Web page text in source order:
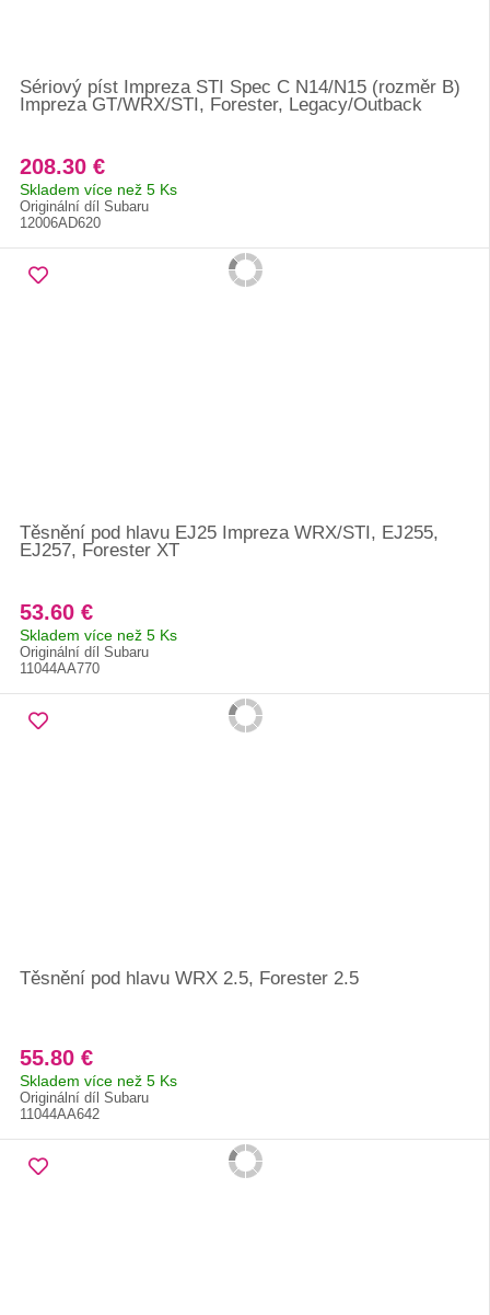
Sériový píst Impreza STI Spec C N14/N15 (rozměr B)
Impreza GT/WRX/STI, Forester, Legacy/Outback
208.30 €
Skladem více než 5 Ks
Originální díl Subaru
12006AD620
Těsnění pod hlavu EJ25 Impreza WRX/STI, EJ255,
EJ257, Forester XT
53.60 €
Skladem více než 5 Ks
Originální díl Subaru
11044AA770
Těsnění pod hlavu WRX 2.5, Forester 2.5
55.80 €
Skladem více než 5 Ks
Originální díl Subaru
11044AA642